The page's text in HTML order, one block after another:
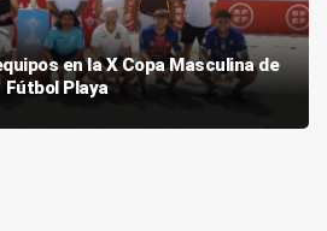
en la X Copa Masculina de
Fútbol Playa